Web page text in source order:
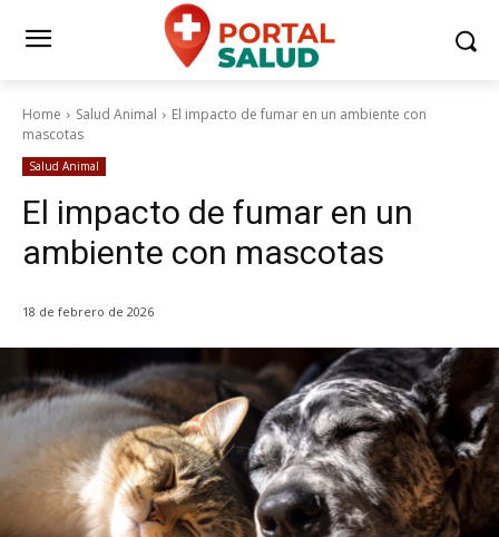
Home Salud Animal
El impacto de fumar en un ambiente con
mascotas
Salud Animal
El impacto de fumar en un
ambiente con mascotas
18 de febrero de 2026